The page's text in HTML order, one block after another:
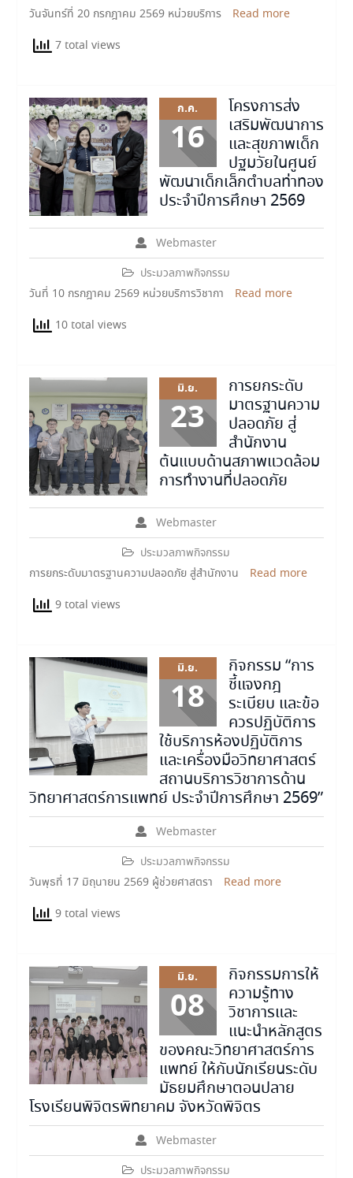
วันจันทร์ที่ 20 กรกฎาคม 2569 หน่วยบริการ
Read more
7 total views
ก.ค.
16
โครงการส่ง
เสริมพัฒนาการ
และสุขภาพเด็ก
ปฐมวัยในศูนย์
พัฒนาเด็กเล็กตำบลท่าทอง
ประจำปีการศึกษา 2569
Webmaster
ประมวลภาพกิจกรรม
วันที่ 10 กรกฎาคม 2569 หน่วยบริการวิชากา
Read more
10 total views
มิ.ย.
23
การยกระดับ
มาตรฐานความ
ปลอดภัย สู่
สำนักงาน
ต้นแบบด้านสภาพแวดล้อม
การทำงานที่ปลอดภัย
Webmaster
ประมวลภาพกิจกรรม
การยกระดับมาตรฐานความปลอดภัย สู่สำนักงาน
Read more
9 total views
มิ.ย.
18
กิจกรรม “การ
ชี้แจงกฎ
ระเบียบ และข้อ
ควรปฏิบัติการ
ใช้บริการห้องปฏิบัติการ
และเครื่องมือวิทยาศาสตร์
สถานบริการวิชาการด้าน
วิทยาศาสตร์การแพทย์ ประจำปีการศึกษา 2569”
Webmaster
ประมวลภาพกิจกรรม
วันพุธที่ 17 มิถุนายน 2569 ผู้ช่วยศาสตรา
Read more
9 total views
มิ.ย.
08
กิจกรรมการให้
ความรู้ทาง
วิชาการและ
แนะนำหลักสูตร
ของคณะวิทยาศาสตร์การ
แพทย์ ให้กับนักเรียนระดับ
มัธยมศึกษาตอนปลาย
โรงเรียนพิจิตรพิทยาคม จังหวัดพิจิตร
Webmaster
ประมวลภาพกิจกรรม